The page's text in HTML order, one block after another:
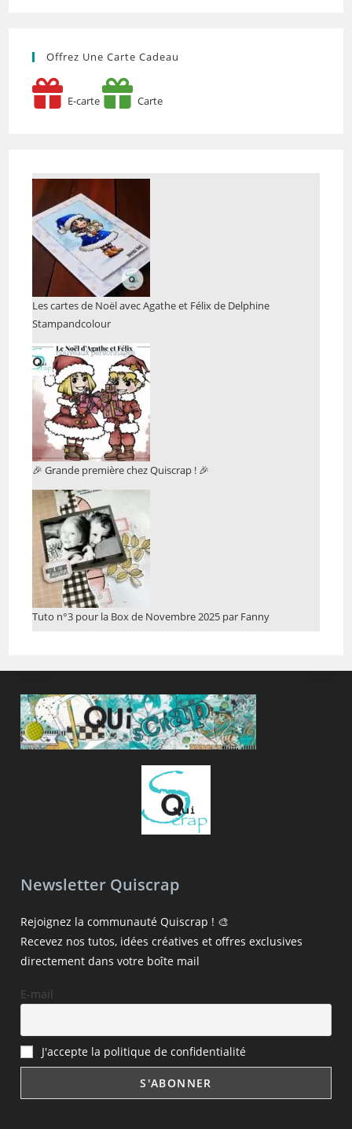
Offrez Une Carte Cadeau
E-carte Carte
Les cartes de Noël avec Agathe et Félix de Delphine
Stampandcolour
🎉 Grande première chez Quiscrap ! 🎉
Tuto n°3 pour la Box de Novembre 2025 par Fanny
Newsletter Quiscrap
Rejoignez la communauté Quiscrap ! 🎨
Recevez nos tutos, idées créatives et offres exclusives
directement dans votre boîte mail
E-mail
J'accepte la politique de confidentialité